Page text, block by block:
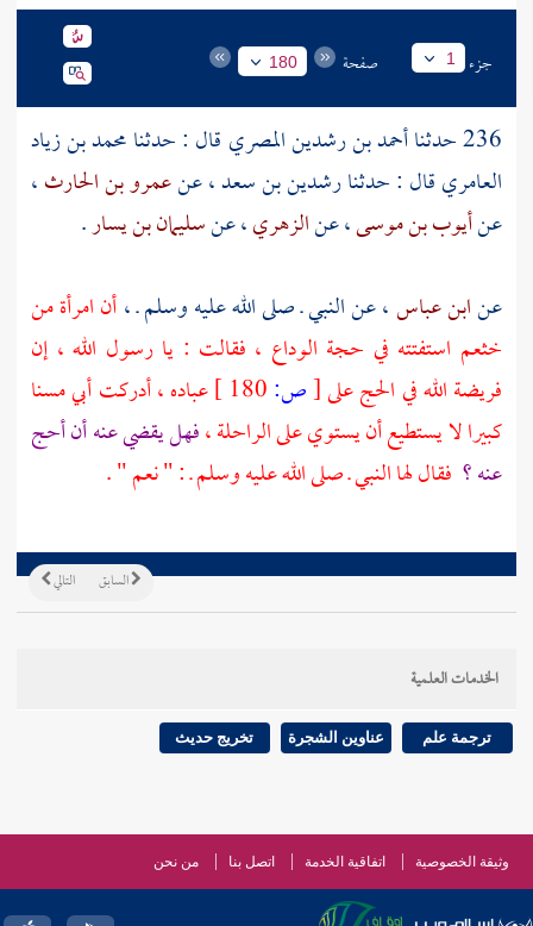
جزء 1 صفحة 180
236 حدثنا أحمد بن رشدين المصري قال : حدثنامحمد بن زياد
العامريقال : حدثنارشدين بن سعد، عنعمرو بن الحارث،
عنأيوب بن موسى، عنالزهري، عنسليمان بن يسار.
عنابن عباس، عن النبي ـ صلى الله عليه وسلم ـ ،أن امرأة من
خثعم استفتته في حجة الوداع ، فقالت : يا رسول الله ، إن
فريضة الله في الحج على[ص:
عباده ، أدركت أبي مسنا
كبيرا لا يستطيع أن يستوي على الراحلة ،فهل يقضي عنه أن أحج
عنه ؟ فقال لها النبي ـ صلى الله عليه وسلم ـ : " نعم " .
التالي السابق
الخدمات العلمية
ترجمة علم عناوين الشجرة تخريج حديث
وثيقة الخصوصية اتفاقية الخدمة اتصل بنا من نحن